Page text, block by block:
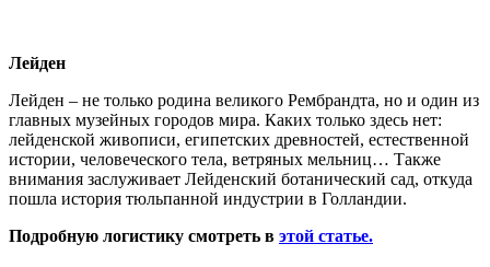
Лейден
Лейден – не только родина великого Рембрандта, но и один из
главных музейных городов мира. Каких только здесь нет:
лейденской живописи, египетских древностей, естественной
истории, человеческого тела, ветряных мельниц… Также
внимания заслуживает Лейденский ботанический сад, откуда
пошла история тюльпанной индустрии в Голландии.
Подробную логистику смотреть в этой статье.